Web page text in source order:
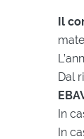
Il
Dal
In
In